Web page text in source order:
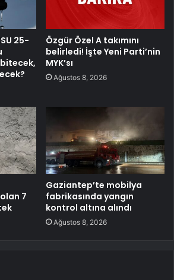
25-
Özgür Özel A takımını
belirledi! İşte Yeni Parti’nin
MYK’sı
Ağustos 8, 2026
7
Gaziantep’te mobilya
fabrikasında yangın
kontrol altına alındı
Ağustos 8, 2026